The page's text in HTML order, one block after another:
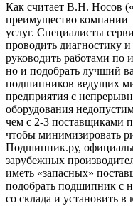
Как считает В.Н. Носов
преимущество компании
услуг. Специалисты
проводить диагностику
руководить работами по
но и подобрать лучший
подшипников ведущих
предприятия с
оборудования
чем с 2-3 поставщиками
чтобы минимизировать
Подшипник.ру,
зарубежных
иметь «запасных»
подобрать подшипник с
со склада и установить в